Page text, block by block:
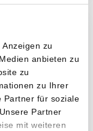
zu
anbieten zu
zu
zu Ihrer
Partner für soziale
Partner
mit weiteren
hebben als
op